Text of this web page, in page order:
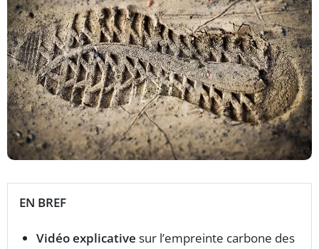
EN BREF
Vidéo explicative sur l’empreinte carbone des